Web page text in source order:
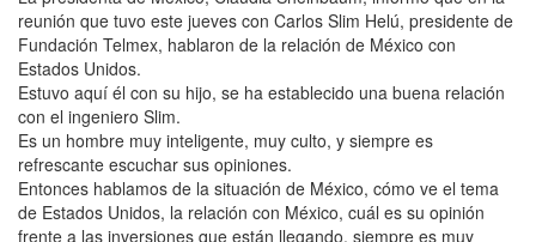
reunión que tuvo este jueves con Carlos Slim Helú, presidente de
Fundación Telmex, hablaron de la relación de México con
Estados Unidos.
Estuvo aquí él con su hijo, se ha establecido una buena relación
con el ingeniero Slim.
Es un hombre muy inteligente, muy culto, y siempre es
refrescante escuchar sus opiniones.
Entonces hablamos de la situación de México, cómo ve el tema
de Estados Unidos, la relación con México, cuál es su opinión
frente a las inversiones que están llegando, siempre es muy